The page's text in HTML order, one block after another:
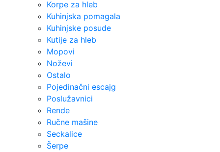
Korpe za hleb
Kuhinjska pomagala
Kuhinjske posude
Kutije za hleb
Mopovi
Noževi
Ostalo
Pojedinačni escajg
Poslužavnici
Rende
Ručne mašine
Seckalice
Šerpe